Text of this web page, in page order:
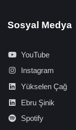
Sosyal Medya
YouTube
Instagram
Yükselen Çağ
Ebru Şinik
Spotify